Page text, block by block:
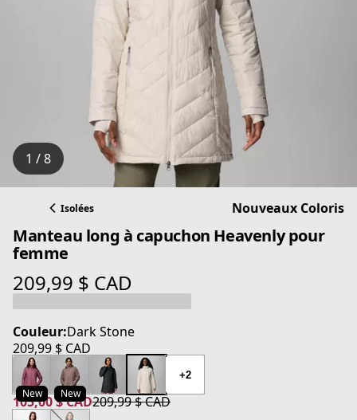
1 / 8
Isolées Nouveaux Coloris
Manteau long à capuchon Heavenly pour
femme
209,99 $ CAD
prix actuel 209,99 $ CAD
Couleur:Dark Stone
209,99 $ CAD
prix actuel 209,99 $ CAD
New New
+2
105,00 $ CAD
prix actuel 105,00 $ CAD
209,99 $ CAD
prix original 209,99 $ CAD